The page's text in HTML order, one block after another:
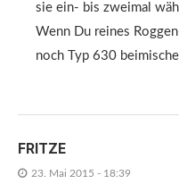
sie ein- bis zweimal
Wenn Du reines
noch Typ 630
FRITZE
23. Mai 2015 - 18:39